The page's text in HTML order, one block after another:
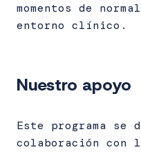
momentos de
entorno clínico.
Nuestro apoyo
Este programa se
colaboración con